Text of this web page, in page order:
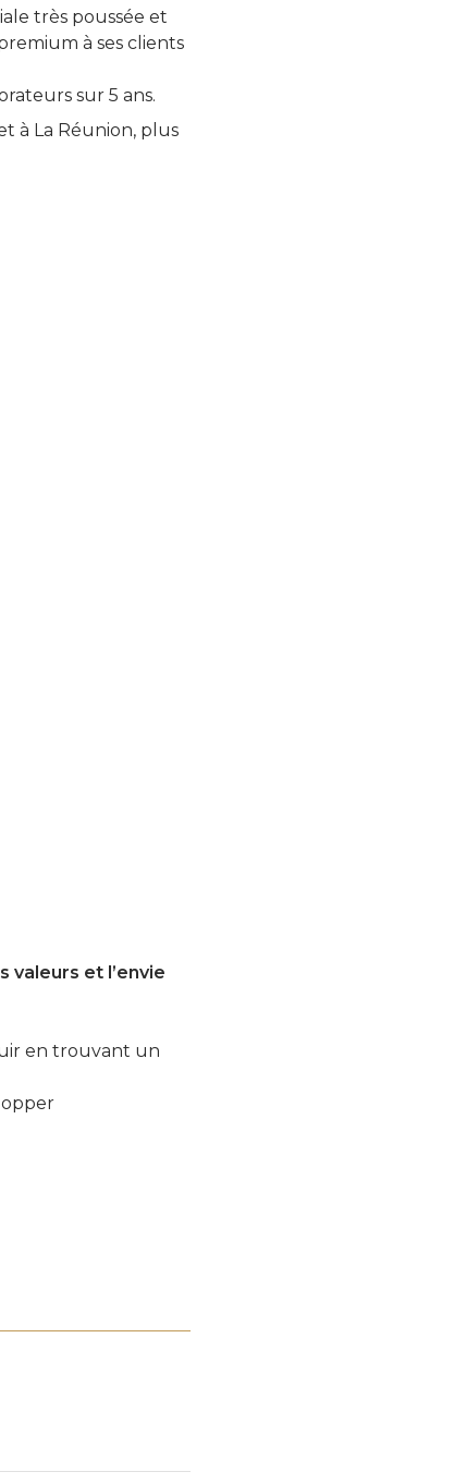
très poussée et
à ses clients
sur 5 ans.
à La Réunion, plus
et l’envie
en trouvant un